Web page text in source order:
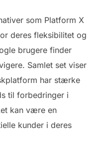
som Platform X
deres fleksibilitet og
brugere finder
Samlet set viser
har stærke
til forbedringer i
kan være en
kunder i deres